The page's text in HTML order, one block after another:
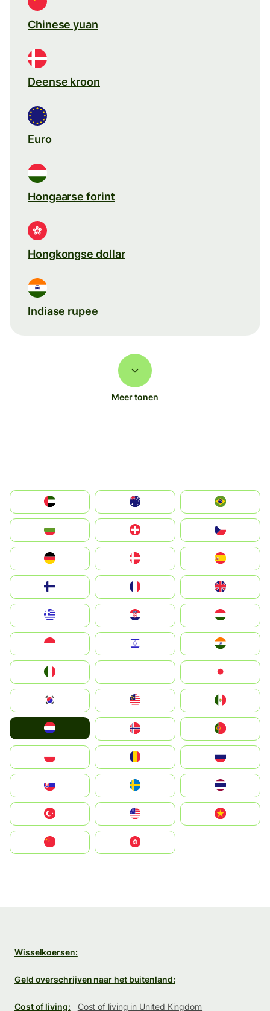
Chinese yuan
Deense kroon
Euro
Hongaarse forint
Hongkongse dollar
Indiase rupee
Meer tonen
الإمارات العربية المتحدة
Switzerland
Deutschland
United Kingdom
Magyarország
South Korea
United States
中國香港特別行政區
Wisselkoersen:
Geld overschrijven naar het buitenland:
Cost of living:
Cost of living in United Kingdom